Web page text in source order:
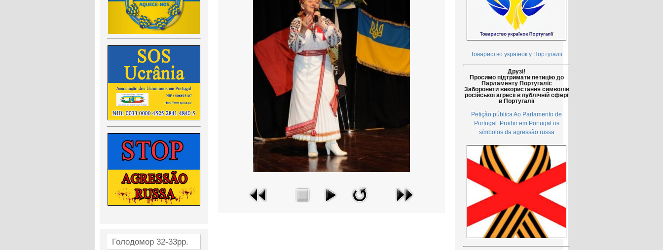
Голодомор 32-33рр.
Товариство українок у Португалії
Друзі!
Просимо підтримати петицію до
Парламенту Португалії:
Заборонити використання символів
російської агресії в публічній сфері
в Португалії
Petição pública Ao Parlamento de
Portugal: Proibir em Portugal os
símbolos da agressão russa